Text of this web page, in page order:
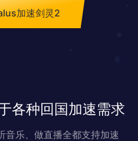
加速剑灵2
各种回国加速需求
音乐、做直播全都支持加速